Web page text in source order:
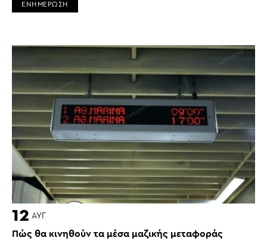
ΕΝΗΜΕΡΩΣΗ
12 ΑΥΓ
Πώς θα κινηθούν τα μέσα μαζικής μεταφοράς